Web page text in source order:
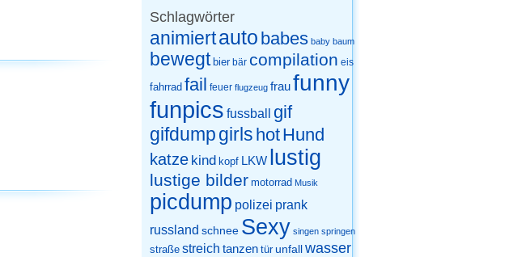
Schlagwörter
animiertauto babes baby baum
bewegt bier bär compilation eis
fahrrad fail feuer flugzeug fraufunny
funpics fussball gif
gifdump girls hotHund
katze kind kopf LKW lustig
lustige bilder motorrad Musik
picdump polizei prank
russland schnee Sexy singen springen
straße streich tanzen tür unfallwasser